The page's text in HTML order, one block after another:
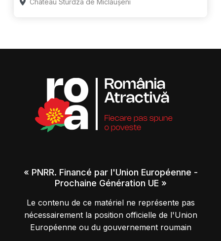
Château Sturdza de Miclăușeni
« PNRR. Financé par l'Union Européenne -
Prochaine Génération UE »
Le contenu de ce matériel ne représente pas
nécessairement la position officielle de l'Union
Européenne ou du gouvernement roumain